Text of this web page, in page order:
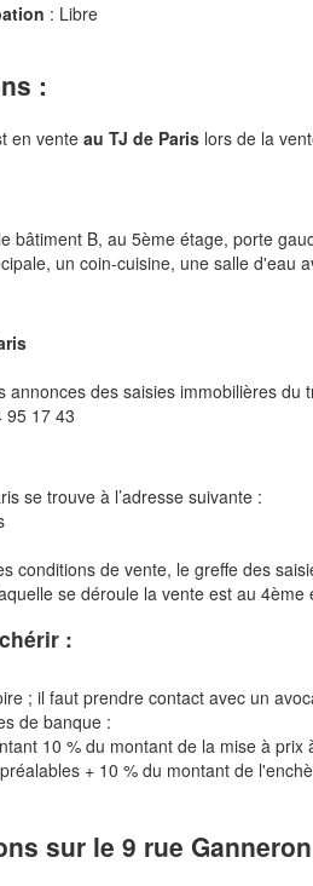
: Libre
:
en vente au TJ de Paris lors de la
bâtiment B, au 5ème étage, porte
un coin-cuisine, une salle d'eau
annonces des saisies immobilières
95 17 43
se trouve à l’adresse suivante :
conditions de vente, le greffe des
se déroule la vente est au 4ème
:
; il faut prendre contact avec un
de banque :
10 % du montant de la mise à
+ 10 % du montant de
sur le 9 rue